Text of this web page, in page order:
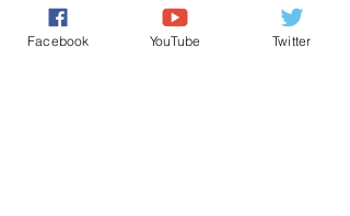
Facebook YouTube Twitter